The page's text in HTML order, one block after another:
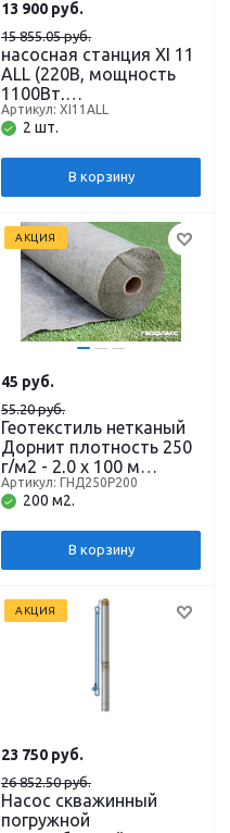
насосная станция XI 11
ALL (220В, мощность
1100Вт,
производительность
3500л/ч, напор 47 м,
м) кабель 1,5 м.
BELAMOS
2 шт.
Артикул: XI11ALL
13 900 руб.
15 855.05 руб.
В корзину
АКЦИЯ
Геотекстиль нетканый
Дорнит плотность 250
г/м2 - 2,0 х 100 м
(рулон-200 м2)
200 м2.
Артикул: ГНД250Р200
45 руб.
55.20 руб.
В корзину
АКЦИЯ
Насос скважинный
погружной
23 750 руб.
26 852.50 руб.